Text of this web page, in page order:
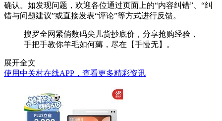
确认。如发现问题，欢迎各位通过页面上的“内容纠错”、“纠
错与问题建议”或直接发表“评论”等方式进行反馈。
搜罗全网紧俏数码尖儿货抄底价，分享抢购经验，
手把手教你羊毛如何薅，尽在【手慢无】。
展开全文
使用中关村在线APP，查看更多精彩资讯